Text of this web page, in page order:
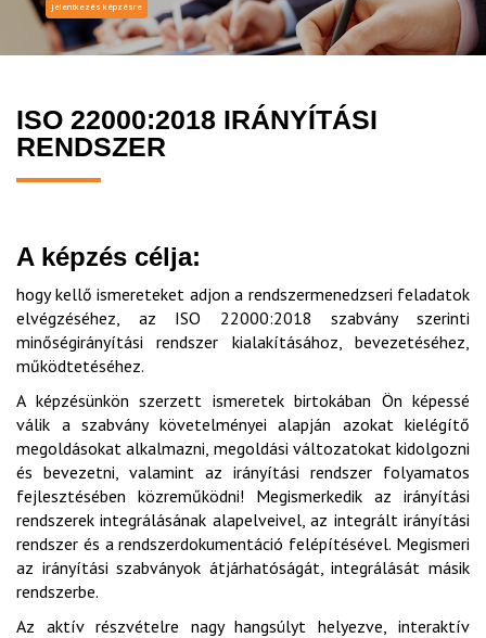
Jelentkezés képzésre
ISO 22000:2018 IRÁNYÍTÁSI
RENDSZER
A képzés célja:
hogy kellő ismereteket adjon a rendszermenedzseri feladatok
elvégzéséhez, az ISO 22000:2018 szabvány szerinti
minőségirányítási rendszer kialakításához, bevezetéséhez,
működtetéséhez.
A képzésünkön szerzett ismeretek birtokában Ön képessé
válik a szabvány követelményei alapján azokat kielégítő
megoldásokat alkalmazni, megoldási változatokat kidolgozni
és bevezetni, valamint az irányítási rendszer folyamatos
fejlesztésében közreműködni! Megismerkedik az irányítási
rendszerek integrálásának alapelveivel, az integrált irányítási
rendszer és a rendszerdokumentáció felépítésével. Megismeri
az irányítási szabványok átjárhatóságát, integrálását másik
rendszerbe.
Az aktív részvételre nagy hangsúlyt helyezve, interaktív